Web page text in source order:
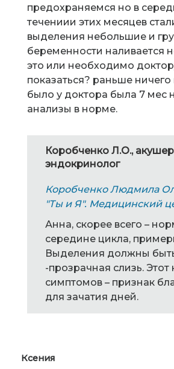
предохраняемся но в
течениии этих месяцев
выделения небольшие и
беременности наливается
это или необходимо
показаться? раньше
было у доктора была 7 мес
анализы в норме.
Коробченко Л.О.,
эндокринолог
Коробченко Людмила
"Ты и Я". Медицинский
Анна, скорее всего –
середине цикла,
Выделения должны
-прозрачная слизь. Этот
симптомов – признак
для зачатия дней.
Ксения